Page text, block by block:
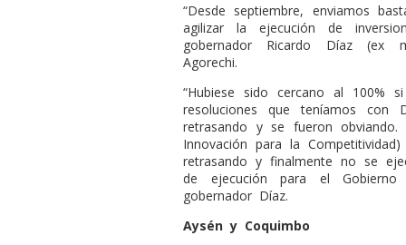
“Desde septiembre, enviamos
agilizar la ejecución de
gobernador Ricardo Díaz (ex
Agorechi.
“Hubiese sido cercano al 100%
resoluciones que teníamos con
retrasando y se fueron
Innovación para la
retrasando y finalmente no se
de ejecución para el Gobierno
gobernador Díaz.
Aysén y Coquimbo